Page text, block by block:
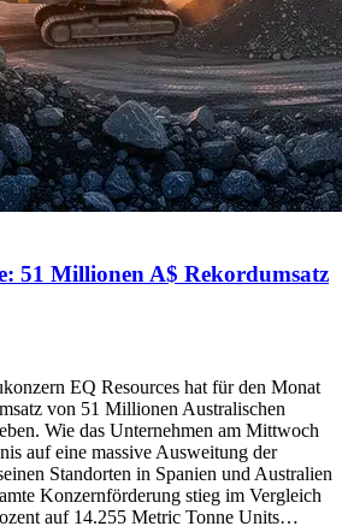
51 Millionen A$ Rekordumsatz
EQ Resources hat für den Monat
von 51 Millionen Australischen
Wie das Unternehmen am Mittwoch
auf eine massive Ausweitung der
Standorten in Spanien und Australien
Konzernförderung stieg im Vergleich
auf 14.255 Metric Tonne Units…